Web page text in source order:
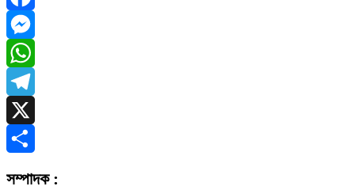
Facebook
Messenger
WhatsApp
Telegram
X
সম্পাদক :